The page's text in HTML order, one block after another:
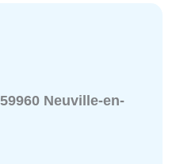
Neuville-en-